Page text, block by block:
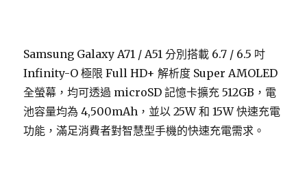
Samsung Galaxy A71 / A51 分別搭載 6.7 / 6.5 吋
Infinity-O 極限 Full HD+ 解析度 Super AMOLED
全螢幕，均可透過 microSD 記憶卡擴充 512GB，電
池容量均為 4,500mAh，並以 25W 和 15W 快速充電
功能，滿足消費者對智慧型手機的快速充電需求。